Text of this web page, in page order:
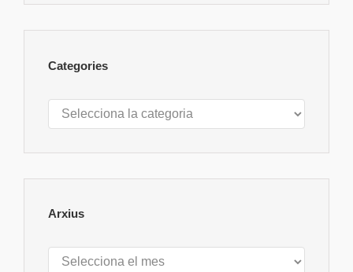
Categories
Categories
Arxius
Arxius